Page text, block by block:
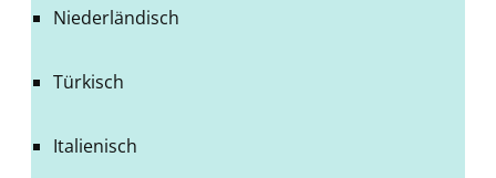
Niederländisch
Türkisch
Italienisch